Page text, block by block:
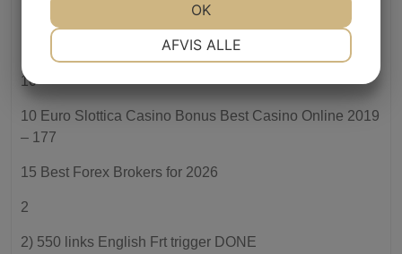
1) 2000 links Thailand เว็บซื้อหวย (DONE)
1) 550 links English whole melts DONE
10
10 Euro Slottica Casino Bonus Best Casino Online 2019
– 177
15 Best Forex Brokers for 2026
2
2) 550 links English Frt trigger DONE
AFVIS ALLE
OK